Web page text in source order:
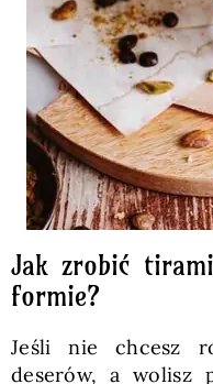
Jak zrobić
formie?
Jeśli nie chcesz
deserów, a wolisz